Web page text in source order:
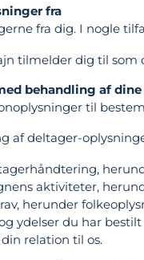
fra
fra dig. I nogle
tilmelder dig til som
behandling af
til
af deltager-
aktiviteter,
herunder
ydelser du har bestilt
relation til os.